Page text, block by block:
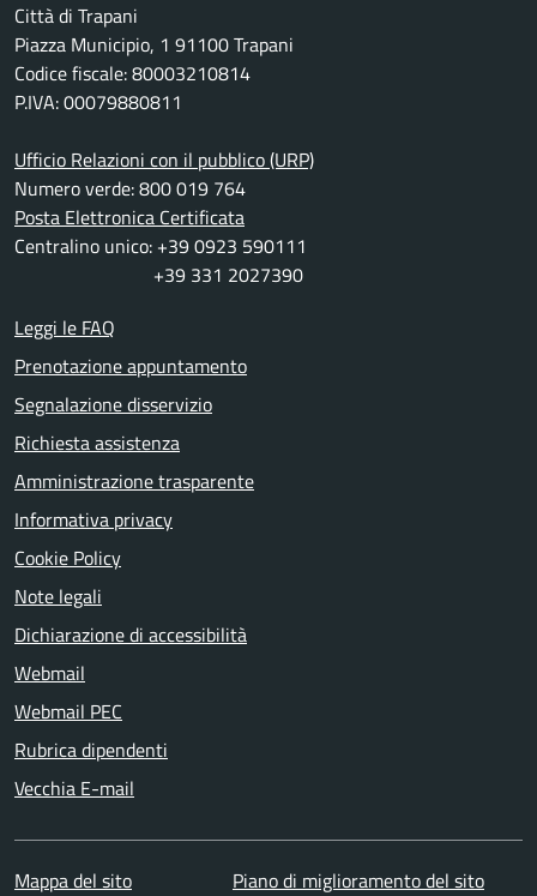
Città di Trapani
Piazza Municipio, 1 91100 Trapani
Codice fiscale: 80003210814
P.IVA: 00079880811
Ufficio Relazioni con il pubblico (URP)
Numero verde: 800 019 764
Posta Elettronica Certificata
Centralino unico: +39 0923 590111
+39 331 2027390
Leggi le FAQ
Prenotazione appuntamento
Segnalazione disservizio
Richiesta assistenza
Amministrazione trasparente
Informativa privacy
Cookie Policy
Note legali
Dichiarazione di accessibilità
Webmail
Webmail PEC
Rubrica dipendenti
Vecchia E-mail
Mappa del sito Piano di miglioramento del sito